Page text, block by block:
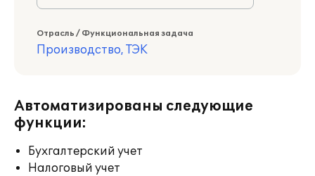
Отрасль / Функциональная задача
Производство, ТЭК
Автоматизированы следующие
функции:
Бухгалтерский учет
Налоговый учет